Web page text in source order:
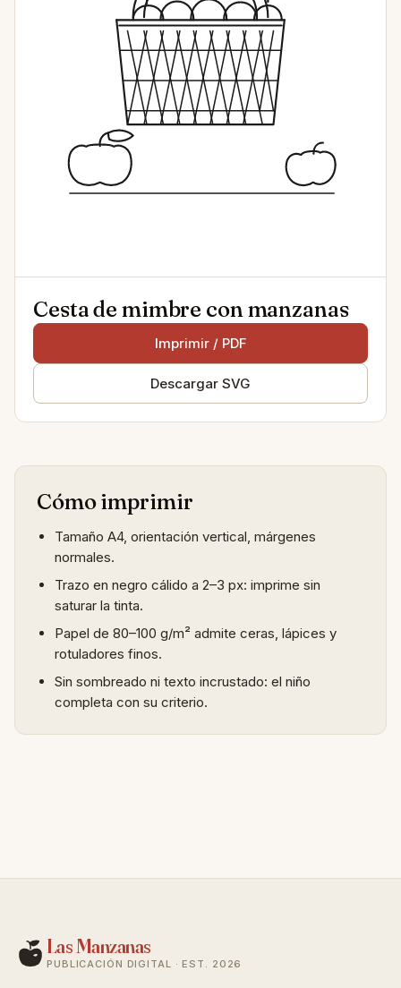
Cesta de mimbre con manzanas
Imprimir / PDF
Descargar SVG
Cómo imprimir
Tamaño A4, orientación vertical, márgenes
normales.
Trazo en negro cálido a 2–3 px: imprime sin
saturar la tinta.
Papel de 80–100 g/m² admite ceras, lápices y
rotuladores finos.
Sin sombreado ni texto incrustado: el niño
completa con su criterio.
Las Manzanas
PUBLICACIÓN DIGITAL · EST. 2026